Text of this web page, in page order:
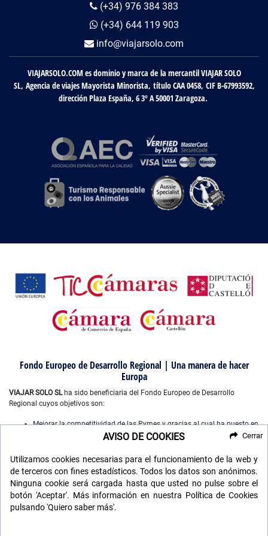
(+34) 976 384 383
(+34) 644 119 903
info@viajarsolo.com
VIAJARSOLO.COM es dominio y marca de la mercantil VIAJAR SOLO
SL, Agencia de viajes Mayorista Minorista, título CAA 0458, CIF B-67993592,
dirección Plaza España, 6 3º A 50001 Zaragoza.
Fondo Europeo de Desarrollo Regional | Una manera de hacer
Europa
VIAJAR SOLO SLha sido beneficiaria del Fondo Europeo de Desarrollo
Regional cuyos objetivos son:
Mejorar la competitividad de las Pymes y gracias al cual ha puesto en
marcha un Plan de Marketing Digital Internacional, con el objetivo de
año 2022-2023. Para ello ha contado con el apoyo del Programa
XPANDE DIGITAL de la Cámara de Comercio de Castellón”.
Mejorar el uso y la calidad de las tecnologías de la información y de
las comunicaciones, y el acceso a las mismas y gracias a que ha
desarrollado un plan digital de gestión comercial e interna para la
mejora de competitividad y productividad de la empresa durante
AVISO DE COOKIES
Utilizamos cookies necesarias para el funcionamiento de la web y
de terceros con fines estadísticos. Todos los datos son anónimos.
Ninguna cookie será cargada hasta que usted no pulse sobre el
botón 'Aceptar'. Más información en nuestra Política de Cookies
pulsando 'Quiero saber más'.
Cerrar